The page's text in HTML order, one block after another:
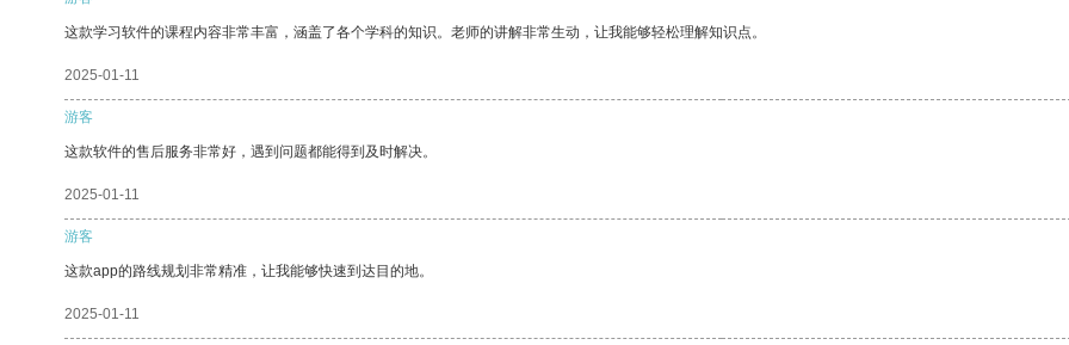
这款学习软件的课程内容非常丰富，涵盖了各个学科的知识。老师的讲解非常生动，让我能够轻松理解知识点。
2025-01-11
游客
这款软件的售后服务非常好，遇到问题都能得到及时解决。
2025-01-11
游客
这款app的路线规划非常精准，让我能够快速到达目的地。
2025-01-11